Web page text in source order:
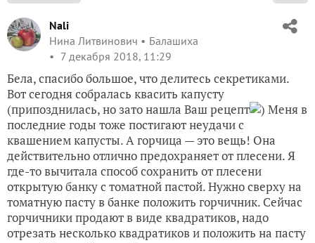
Nali
Нина Литвинович
Балашиха
7 декабря 2018, 11:29
Бела, спасибо большое, что делитесь секретиками.
Вот сегодня собралась квасить капусту
(припозднилась, но зато нашла Ваш рецепт
) Меня в
последние годы тоже постигают неудачи с
квашением капусты. А горчица — это вещь! Она
действительно отлично предохраняет от плесени. Я
где-то вычитала способ сохранить от плесени
открытую банку с томатной пастой. Нужно сверху на
томатную пасту в банке положить горчичник. Сейчас
горчичники продают в виде квадратиков, надо
отрезать несколько квадратиков и положить на пасту